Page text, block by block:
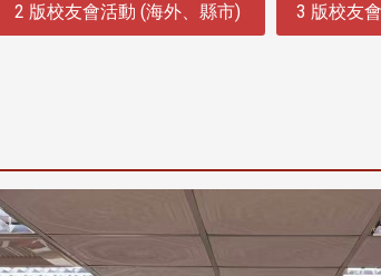
2 版校友會活動 (海外、縣市) 3 版校友